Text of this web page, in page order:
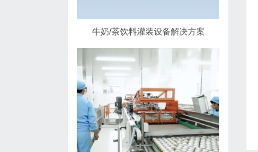
牛奶/茶饮料灌装设备解决方案